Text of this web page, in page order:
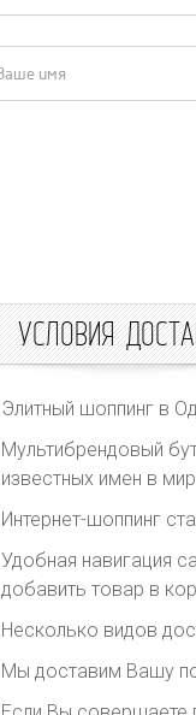
УСЛОВИЯ
Элитный шоппинг в
Мультибрендовый
известных имен в
Интернет-шоппинг
Удобная навигация
добавить товар в
Несколько видов
Мы доставим Вашу